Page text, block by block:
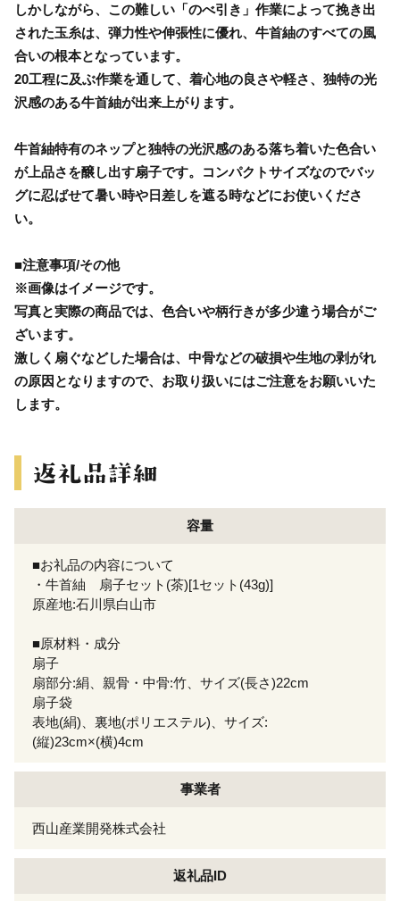
しかしながら、この難しい「のべ引き」作業によって挽き出
された玉糸は、弾力性や伸張性に優れ、牛首紬のすべての風
合いの根本となっています。
20工程に及ぶ作業を通して、着心地の良さや軽さ、独特の光
沢感のある牛首紬が出来上がります。
牛首紬特有のネップと独特の光沢感のある落ち着いた色合い
が上品さを醸し出す扇子です。コンパクトサイズなのでバッ
グに忍ばせて暑い時や日差しを遮る時などにお使いくださ
い。
■注意事項/その他
※画像はイメージです。
写真と実際の商品では、色合いや柄行きが多少違う場合がご
ざいます。
激しく扇ぐなどした場合は、中骨などの破損や生地の剥がれ
の原因となりますので、お取り扱いにはご注意をお願いいた
します。
容量
■お礼品の内容について
・牛首紬 扇子セット(茶)[1セット(43g)]
原産地:石川県白山市
■原材料・成分
扇子
扇部分:絹、親骨・中骨:竹、サイズ(長さ)22cm
扇子袋
表地(絹)、裏地(ポリエステル)、サイズ:
(縦)23cm×(横)4cm
事業者
西山産業開発株式会社
返礼品ID